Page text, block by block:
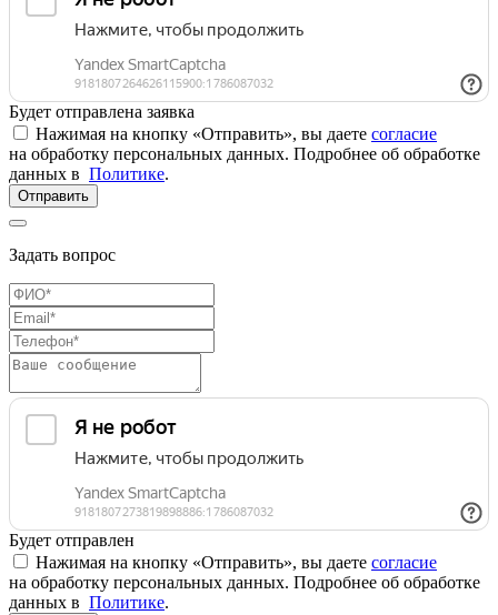
Будет отправлена заявка
Нажимая на кнопку «Отправить», вы даете согласие
на обработку персональных данных. Подробнее об обработке
данных в Политике.
Отправить
Задать вопрос
Будет отправлен
Нажимая на кнопку «Отправить», вы даете согласие
на обработку персональных данных. Подробнее об обработке
данных в Политике.